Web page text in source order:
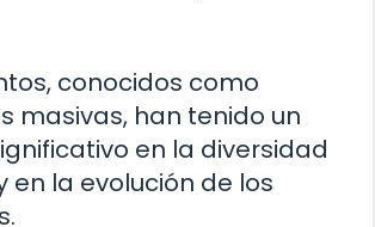
conocidos como
masivas, han tenido un
en la diversidad
en la evolución de los